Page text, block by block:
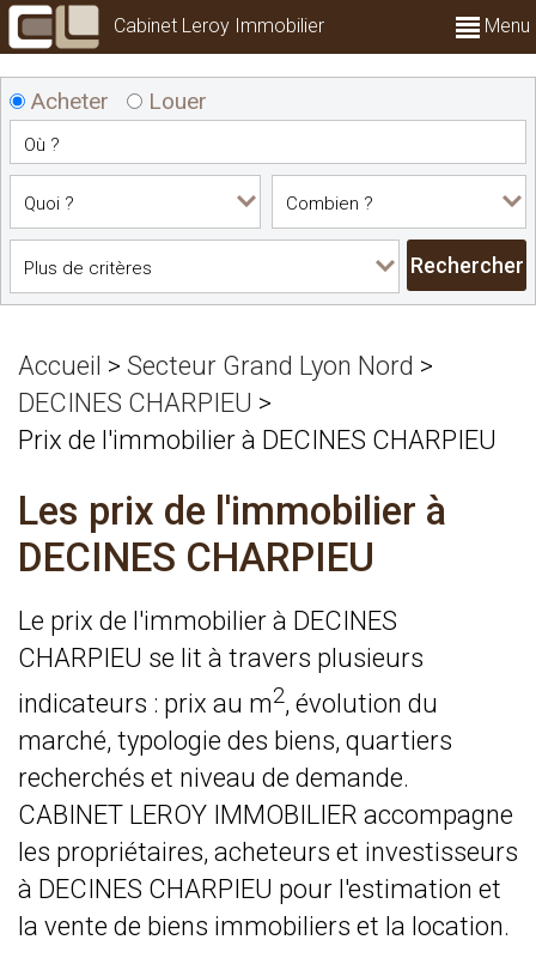
Cabinet Leroy Immobilier Menu
Acheter Louer
Accueil > Secteur Grand Lyon Nord >
DECINES CHARPIEU >
Prix de l'immobilier à DECINES CHARPIEU
Les prix de l'immobilier à
DECINES CHARPIEU
Le prix de l'immobilier à DECINES
CHARPIEU se lit à travers plusieurs
indicateurs : prix au m2, évolution du
marché, typologie des biens, quartiers
recherchés et niveau de demande.
CABINET LEROY IMMOBILIER accompagne
les propriétaires, acheteurs et investisseurs
à DECINES CHARPIEU pour l'estimation et
la vente de biens immobiliers et la location.